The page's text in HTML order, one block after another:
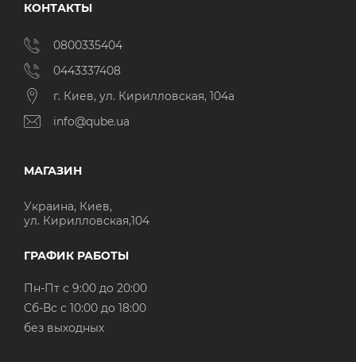
КОНТАКТЫ
0800335404
0443337408
г. Киев, ул. Кирилловская, 104а
info@qube.ua
МАГАЗИН
Украина, Киев,
ул. Кирилловская,104
ГРАФИК РАБОТЫ
Пн-Пт с 9:00 до 20:00
Cб-Вс с 10:00 до 18:00
без выходных